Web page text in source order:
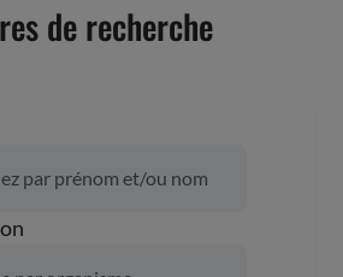
de recherche